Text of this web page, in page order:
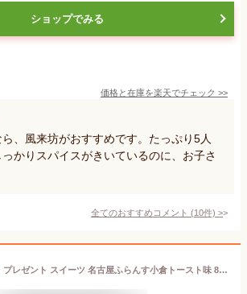
ショップでみる
価格と在庫を楽天でチェック >>
、風来坊がおすすめです。たっぷり5人
かりスパイスがきいているのに、お子さ
全てのおすすめコメント (10件) >
母の日 ギフト プレゼント スイーツ 名古屋ふらんす小倉トースト味 8個入 人気 退職 ご挨拶 熨斗 御祝 お礼 贈り物 御祝 退職 内祝 個包装 焼菓子 ダックワーズ 帰省土産 名古屋土産 お取り寄せ 手土産 ご当地 まとめ買い おもたせ ビジネス 和モダン